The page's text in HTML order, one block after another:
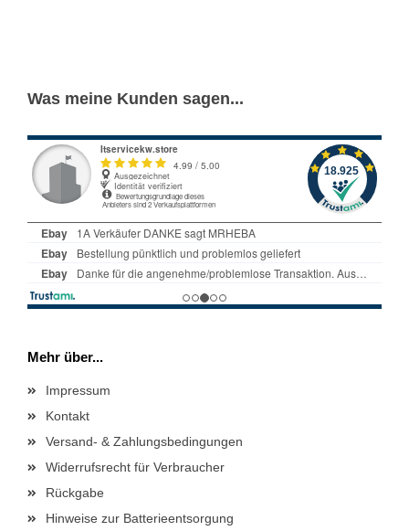
Was meine Kunden sagen...
Mehr über...
Impressum
Kontakt
Versand- & Zahlungsbedingungen
Widerrufsrecht für Verbraucher
Rückgabe
Hinweise zur Batterieentsorgung